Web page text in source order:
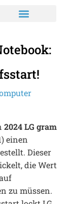
2024 LG gram
einen
Dieser
die Wert
zu müssen.